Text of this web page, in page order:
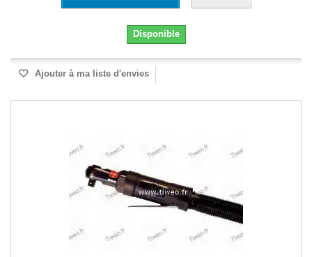
Disponible
Ajouter à ma liste d'envies